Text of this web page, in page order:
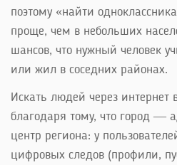
поэтому «найти
проще, чем в небольших
шансов, что нужный человек
или жил в соседних районах.
Искать людей через интернет
благодаря тому, что город —
центр региона: у
цифровых следов (профили,